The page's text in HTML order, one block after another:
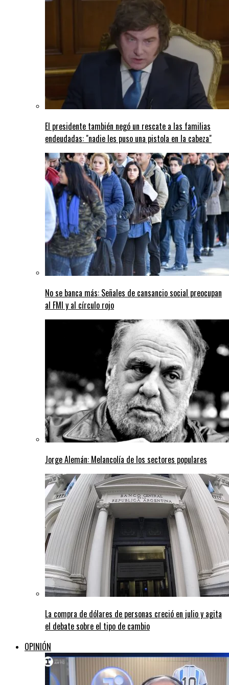
El presidente también negó un rescate a las familias
endeudadas: "nadie les puso una pistola en la cabeza"
No se banca más: Señales de cansancio social preocupan
al FMI y al círculo rojo
Jorge Alemán: Melancolía de los sectores populares
La compra de dólares de personas creció en julio y agita
el debate sobre el tipo de cambio
OPINIÓN